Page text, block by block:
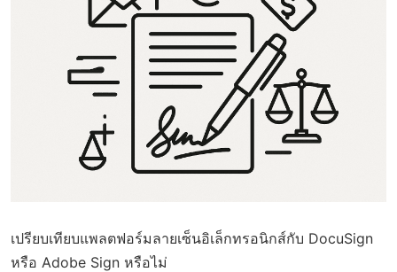
เปรียบเทียบแพลตฟอร์มลายเซ็นอิเล็กทรอนิกส์กับ DocuSign
หรือ Adobe Sign หรือไม่